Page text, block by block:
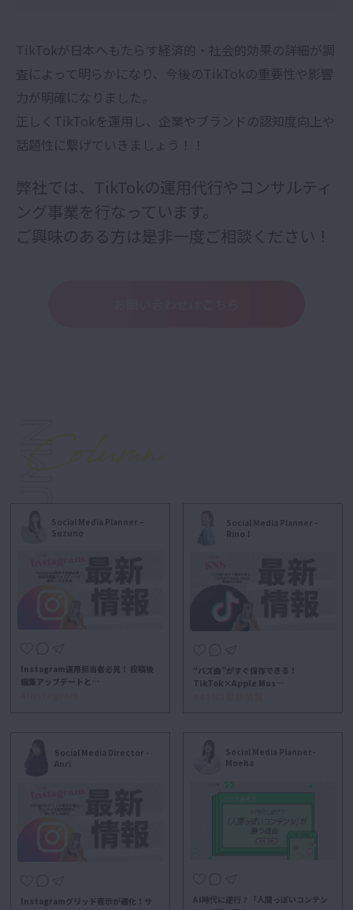
TikTokが日本へもたらす経済的・社会的効果の詳細が調
査によって明らかになり、今後のTikTokの重要性や影響
力が明確になりました。
正しくTikTokを運用し、企業やブランドの認知度向上や
話題性に繋げていきましょう！！
弊社では、TikTokの運用代行やコンサルティ
ング事業を行なっています。
ご興味のある方は是非一度ご相談ください！
Social Media Planner –
Suzuno
Instagram運用担当者必見！ 投稿後
編集アップデートと…
Social Media Planner -
Rino.I
“バズ曲”がすぐ保存できる！
TikTok×Apple Mus…
Social Media Director -
Anri
Instagramグリッド表示が進化！サ
Social Media Planner-
Moeha
AI時代に逆行？「人間っぽいコンテン